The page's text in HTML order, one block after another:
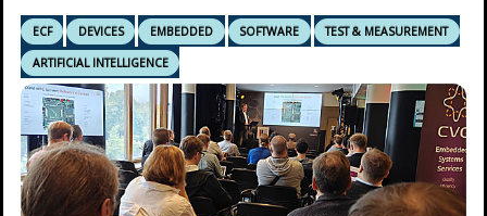
ECF DEVICES EMBEDDED SOFTWARE TEST & MEASUREMENT
ARTIFICIAL INTELLIGENCE